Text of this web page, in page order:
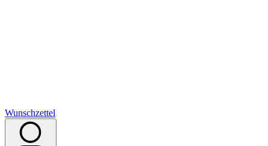
Wunschzettel